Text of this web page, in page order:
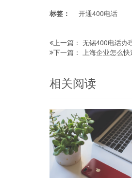
标签： 开通400电话
上一篇： 无锡400电话办
下一篇： 上海企业怎么
相关阅读